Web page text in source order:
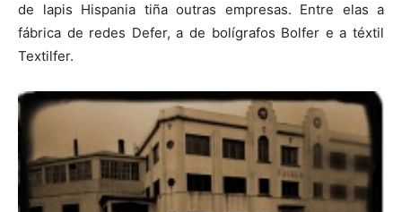
de lapis Hispania tiña outras empresas. Entre elas a
fábrica de redes Defer, a de bolígrafos Bolfer e a téxtil
Textilfer.